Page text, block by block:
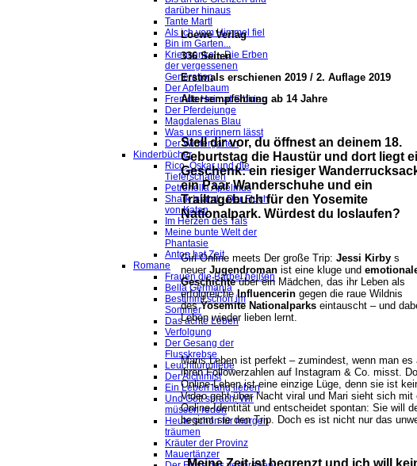
darüber hinaus
Tante Martl
Als ich vom Himmel fiel
Bin im Garten...
Kriegsenkel - Die Erben
der vergessenen
Generation
Der Apfelbaum
Fremde Heimat Sibirien
Der Pferdejunge
Magdalenas Blau
Was uns erinnern lässt
Der Wintergarten
Kinderbücher
Rico, Oskar und die
Tieferschatten
Petronella Apfelmus
Shark Island - Der Fluch
von Katan
Im Herzen des Tals
Meine bunte Welt der
Phantasie
Anton hat Zeit
Romane
Frauen die Bärbel heißen
Bella Germania
Bestimmt schön im
Sommer
Das achte Leben
Verfolgung
Der Gesang der
Flusskrebse
Leuchtturmliebe
Der Alchimist
Ein Leben lang lieben
Und Gott sprach: Wir
müssen reden
Heute schon für morgen
träumen
Kräuter der Provinz
Mauertänzer
Loewe Verlag
336 Seiten
Erstmals erschienen 2019 / 2. Auflage 2019
Altersempfehlung ab 14 Jahre
Stell dir vor, du öffnest an deinem 18.
Geburtstag die Haustür und dort liegt
Geschenk: ein riesiger
ein Paar Wanderschuhe und ein
Trailtagebuch für den Yosemite
Nationalpark. Würdest du loslaufen?
Girl Online meets Der große Trip: Jessi Kirby s
neuer Jugendroman ist eine kluge und
Geschichteüber ein Mädchen, das ihr Leben als
erfolgreicheInfluencerin gegen die raue Wildnis
desYosemite Nationalparks eintauscht – und
Leben wieder lieben lernt.
Maris Leben ist perfekt – zumindest, wenn man es
ihren Followerzahlen auf Instagram & Co. misst.
Online-Leben ist eine einzige Lüge, denn sie ist
Video geht über Nacht viral und Mari sieht sich
Online-Identität und entscheidet spontan: Sie will
beginnt sie den Trip. Doch es ist nicht nur das
„Meine Zeit ist begrenzt und ich will